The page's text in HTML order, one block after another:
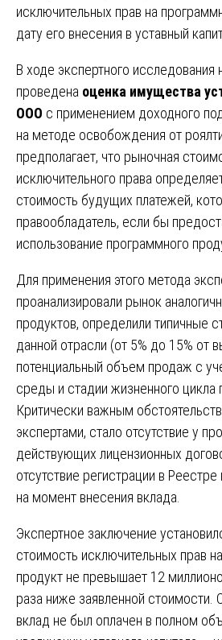
исключительных прав на
дату его внесения в уставный
В ходе экспертного исследования
проведена оценка имущества
ООО с применением доходного
на методе освобождения от
предполагает, что рыночная
исключительного права
стоимость будущих платежей,
правообладатель, если бы
использование программного
Для применения этого метода
проанализировали рынок
продуктов, определили типичные
данной отрасли (от 5% до 15% от
потенциальный объем продаж с
среды и стадии жизненного цикла
Критически важным
экспертами, стало отсутствие у
действующих лицензионных
отсутствие регистрации в
на момент внесения вклада.
Экспертное заключение
стоимость исключительных прав
продукт не превышает 12
раза ниже заявленной стоимости.
вклад не был оплачен в полном